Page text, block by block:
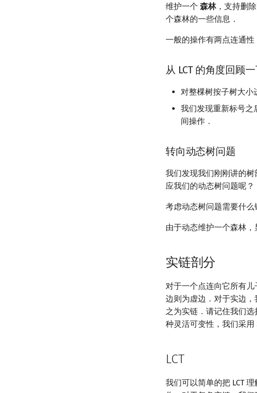
维护一个 森林，支持删
个森林的一些信息．
一般的操作有两点连通
从 LCT 的角度回顾
对整棵树按子树大小
我们发现重新标号之
间操作．
转向动态树问题
我们发现我们刚刚讲的
应我们的动态树问题呢？
考虑动态树问题需要什么
由于动态维护一个森林
实链剖分
对于一个点连向它所有
边则为虚边．对于实边
之为实链．请记住我们
种灵活可变性，我们采用
LCT
我们可以简单的把 LCT